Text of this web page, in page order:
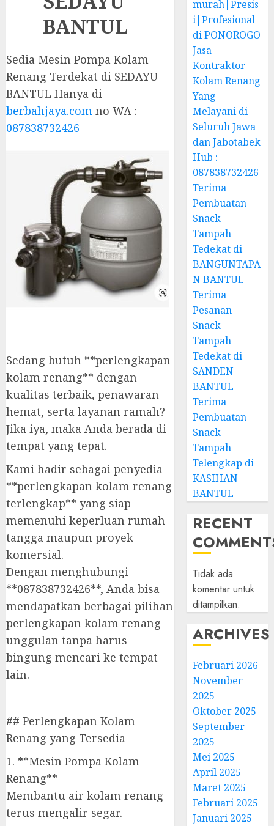
BANTUL
Sedia Mesin Pompa Kolam
Renang Terdekat di SEDAYU
BANTUL Hanya di
berbahjaya.com no WA :
087838732426
Sedang butuh **perlengkapan
kolam renang** dengan
kualitas terbaik, penawaran
hemat, serta layanan ramah?
Jika iya, maka Anda berada di
tempat yang tepat.
Kami hadir sebagai penyedia
**perlengkapan kolam renang
terlengkap** yang siap
memenuhi keperluan rumah
tangga maupun proyek
komersial.
Dengan menghubungi
**087838732426**, Anda bisa
mendapatkan berbagai pilihan
perlengkapan kolam renang
unggulan tanpa harus
bingung mencari ke tempat
lain.
—
## Perlengkapan Kolam
Renang yang Tersedia
1. **Mesin Pompa Kolam
Renang**
Membantu air kolam renang
terus mengalir segar.
murah|Presis
i|Profesional
di PONOROGO
Jasa
Kontraktor
Kolam Renang
Yang
Melayani di
Seluruh Jawa
dan Jabotabek
Hub :
087838732426
Terima
Pembuatan
Snack
Tampah
Tedekat di
BANGUNTAPA
N BANTUL
Terima
Pesanan
Snack
Tampah
Tedekat di
SANDEN
BANTUL
Terima
Pembuatan
Snack
Tampah
Telengkap di
KASIHAN
BANTUL
RECENT
Tidak ada
komentar untuk
ditampilkan.
ARCHIVES
Februari 2026
November
2025
Oktober 2025
September
2025
Mei 2025
April 2025
Maret 2025
Februari 2025
Januari 2025